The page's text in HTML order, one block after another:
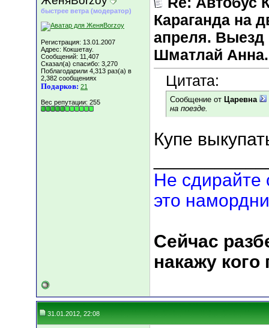
быстрее ветра (модератор)
Регистрация: 13.01.2007
Адрес: Кокшетау.
Сообщений: 11,407
Сказал(а) спасибо: 3,270
Поблагодарили 4,313 раз(а) в
2,382 сообщениях
Подарков: 21
Вес репутации: 255
Караганда на
апреля. Выезд
Шматлай Анна.
Цитата:
Сообщение от Царевна
на поезде.
Купе
Не сдирайте
это
Сейчас
накажу кого
31.01.2012, 22:08